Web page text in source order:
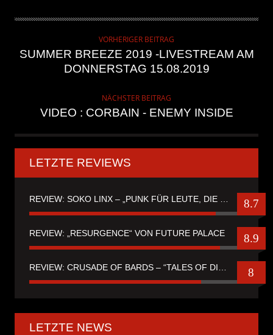
VORHERIGER BEITRAG
SUMMER BREEZE 2019 -LIVESTREAM AM
DONNERSTAG 15.08.2019
NÄCHSTER BEITRAG
VIDEO : CORBAIN - ENEMY INSIDE
LETZTE REVIEWS
8.7
REVIEW: „RESURGENCE“ VON FUTURE PALACE 8.9
8
LETZTE NEWS